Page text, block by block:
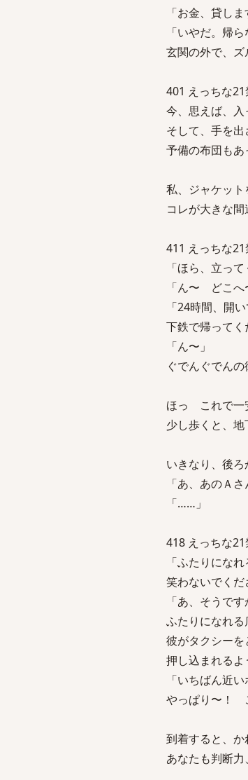
「お金、貸し
「いやだ。帰
玄関の外で、ズ
401 えっちな
今、思えば、入
そして、手を
予備の布団も
私、ジャケット
コレが大きな
411 えっちな
「ほら、立っ
「ん〜 どこへ
「24時間、開
下鉄で帰ってく
「ん〜」
ぐでんぐでん
ほっ これで一
少し歩くと、
いきなり、後ろ
「あ、あのＡ
「……」
418 えっちな
「ふたりにな
笑わないでく
「あ、そうで
ふたりになれる
彼がタクシー
押し込まれるよ
「いちばん近
やっぱり〜！
到着すると、か
あなたも判断